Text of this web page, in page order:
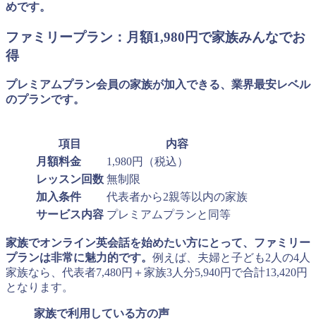
めです。
ファミリープラン：月額1,980円で家族みんなでお
得
プレミアムプラン会員の家族が加入できる、業界最安レベル
のプランです。
項目
内容
月額料金
1,980円（税込）
レッスン回数 無制限
加入条件
代表者から2親等以内の家族
サービス内容 プレミアムプランと同等
家族でオンライン英会話を始めたい方にとって、ファミリー
プランは非常に魅力的です。 例えば、夫婦と子ども2人の4人
家族なら、代表者7,480円＋家族3人分5,940円で合計13,420円
となります。
家族で利用している方の声